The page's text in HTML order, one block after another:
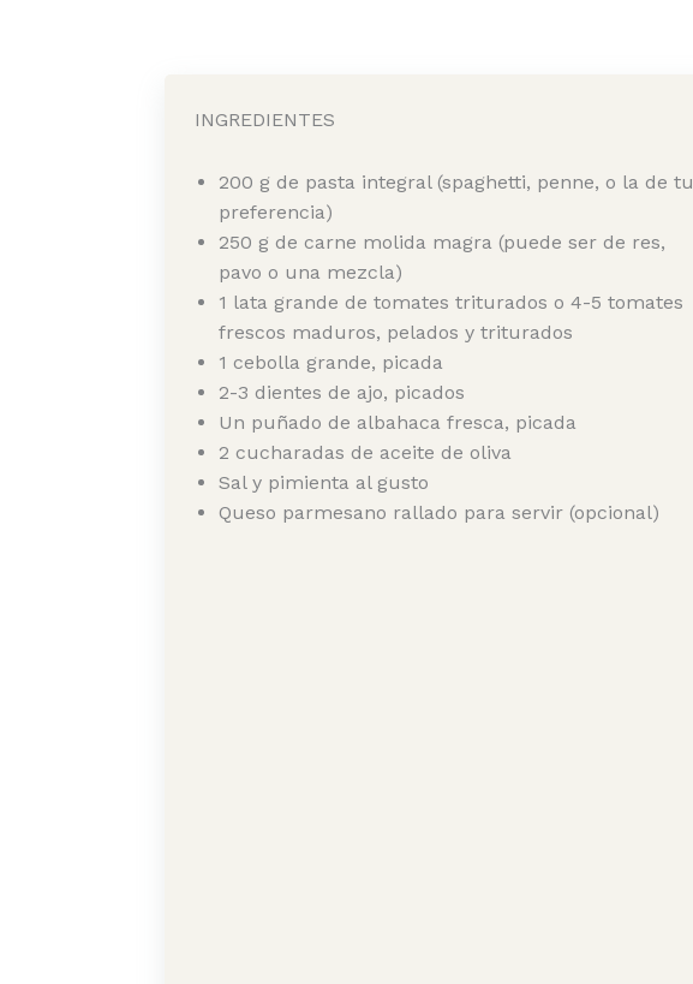
INGREDIENTES
200 g de pasta integral (spaghetti, penne, o la de tu
preferencia)
250 g de carne molida magra (puede ser de res,
pavo o una mezcla)
1 lata grande de tomates triturados o 4-5 tomates
frescos maduros, pelados y triturados
1 cebolla grande, picada
2-3 dientes de ajo, picados
Un puñado de albahaca fresca, picada
2 cucharadas de aceite de oliva
Sal y pimienta al gusto
Queso parmesano rallado para servir (opcional)